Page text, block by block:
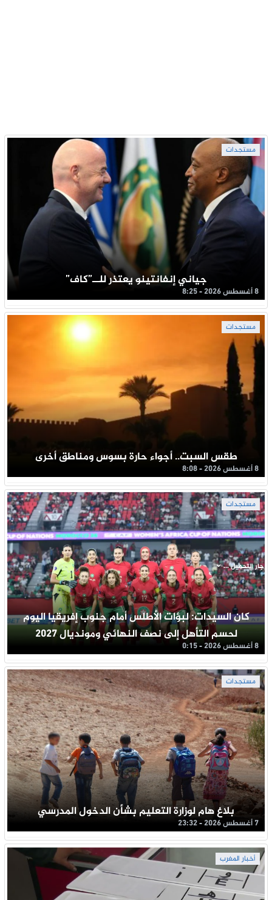
مستجدات
جياني إنفانتينو يعتذر للــ”كاف”
8 أغسطس 2026 - 8:25
مستجدات
طقس السبت.. أجواء حارة بسوس ومناطق أخرى
8 أغسطس 2026 - 8:08
مستجدات
كان السيدات: لبؤات الأطلس أمام جنوب إفريقيا اليوم
لحسم التأهل إلى نصف النهائي ومونديال 2027
8 أغسطس 2026 - 0:15
مستجدات
بلاغ هام لوزارة التعليم بشأن الدخول المدرسي
7 أغسطس 2026 - 23:32
أخبار المغرب
جار التحميل ...